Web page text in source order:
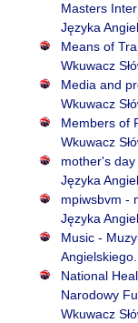
Masters
Języka
Means of
Wkuwacz
Media and
Wkuwacz
Members of
Wkuwacz
mother's day
Języka
mpiwsbvm -
Języka
Music -
Angielskiego.
National
Narodowy
Wkuwacz